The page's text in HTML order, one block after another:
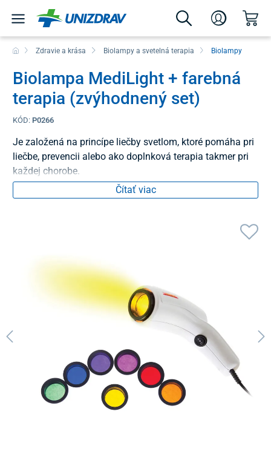
Zdravie a krása Biolampy a svetelná terapia Biolampy
Biolampa MediLight + farebná
terapia (zvýhodnený set)
KÓD: P0266
Je založená na princípe liečby svetlom, ktoré pomáha pri
liečbe, prevencii alebo ako doplnková terapia takmer pri
každej chorobe.
Čítať viac